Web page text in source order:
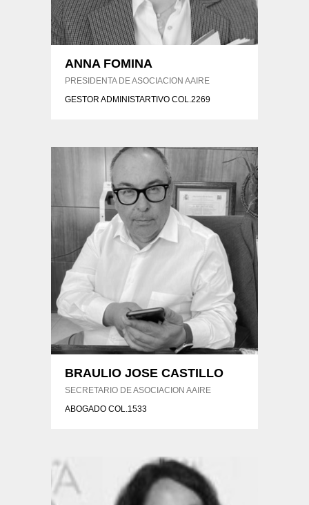
ANNA FOMINA
PRESIDENTA DE ASOCIACION AAIRE
GESTOR ADMINISTARTIVO COL.2269
BRAULIO JOSE CASTILLO
SECRETARIO DE ASOCIACION AAIRE
ABOGADO COL.1533